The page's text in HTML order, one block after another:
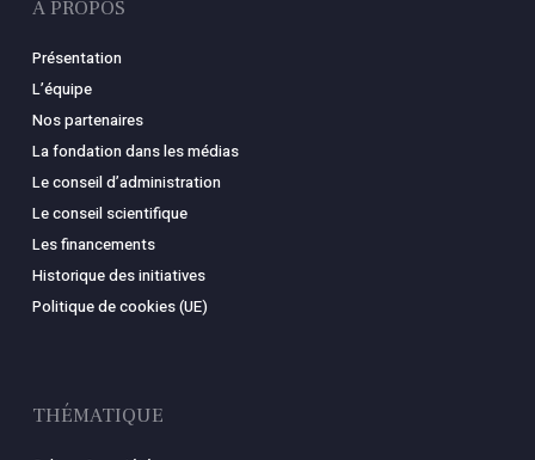
A PROPOS
Présentation
L’équipe
Nos partenaires
La fondation dans les médias
Le conseil d’administration
Le conseil scientifique
Les financements
Historique des initiatives
Politique de cookies (UE)
THÉMATIQUE